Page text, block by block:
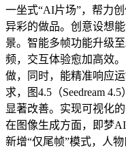
一坐式“AI片场”，帮力
异彩的做品。创意设想
景。智能多帧功能升级
频，交互体验愈加高效
做，同时，能精准响应
求，图4.5（Seedream
显著改善。实现可视化
在图像生成方面，即梦
新增“仅尾帧”模式，人